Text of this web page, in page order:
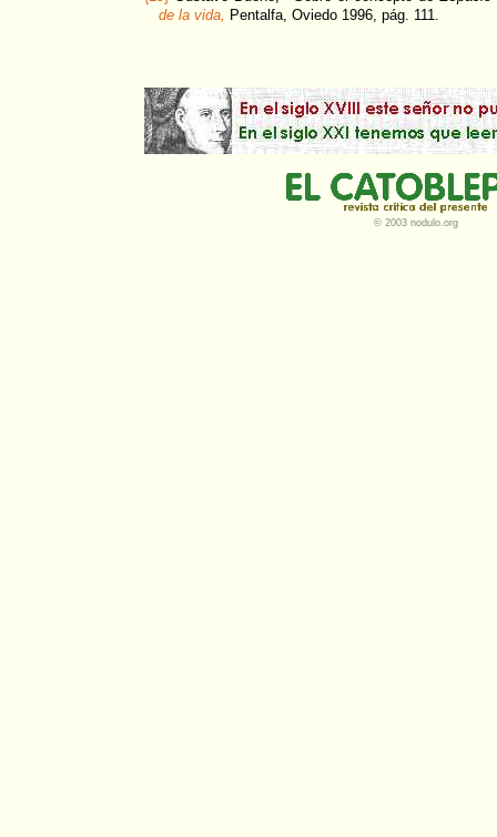
de la vida, Pentalfa, Oviedo 1996, pág. 111.
© 2003 nodulo.org